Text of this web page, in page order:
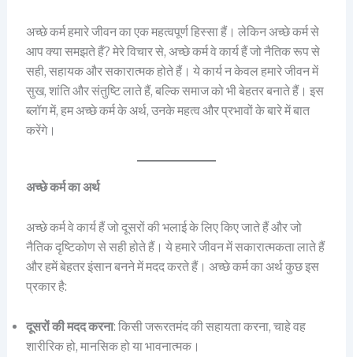
अच्छे कर्म हमारे जीवन का एक महत्वपूर्ण हिस्सा हैं। लेकिन अच्छे कर्म से
आप क्या समझते हैं? मेरे विचार से, अच्छे कर्म वे कार्य हैं जो नैतिक रूप से
सही, सहायक और सकारात्मक होते हैं। ये कार्य न केवल हमारे जीवन में
सुख, शांति और संतुष्टि लाते हैं, बल्कि समाज को भी बेहतर बनाते हैं। इस
ब्लॉग में, हम अच्छे कर्म के अर्थ, उनके महत्व और प्रभावों के बारे में बात
करेंगे।
अच्छे कर्म का अर्थ
अच्छे कर्म वे कार्य हैं जो दूसरों की भलाई के लिए किए जाते हैं और जो
नैतिक दृष्टिकोण से सही होते हैं। ये हमारे जीवन में सकारात्मकता लाते हैं
और हमें बेहतर इंसान बनने में मदद करते हैं। अच्छे कर्म का अर्थ कुछ इस
प्रकार है:
दूसरों की मदद करना: किसी जरूरतमंद की सहायता करना, चाहे वह
शारीरिक हो, मानसिक हो या भावनात्मक।